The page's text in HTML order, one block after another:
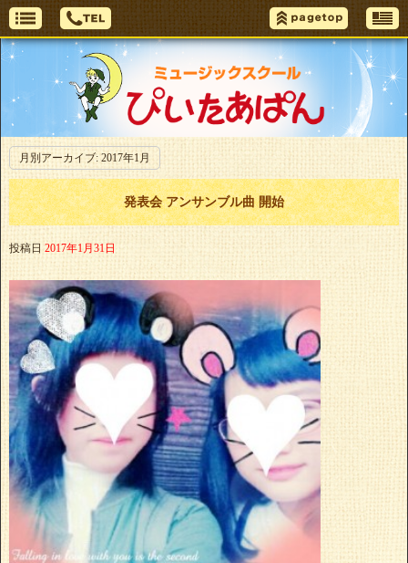
月別アーカイブ: 2017年1月
発表会 アンサンブル曲 開始
投稿日 2017年1月31日